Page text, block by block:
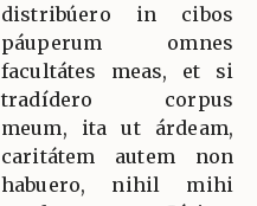
distribúero in cibos
páuperum omnes
facultátes meas, et si
tradídero corpus
meum, ita ut árdeam,
caritátem autem non
habuero, nihil mihi